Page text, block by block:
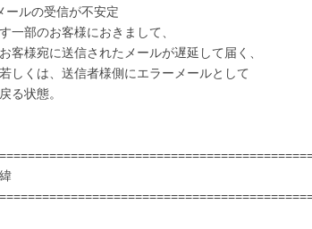
ルの受信が不安定
一部のお客様におきまして、
信されたメールが遅延して届く、
信者様側にエラーメールとして
。